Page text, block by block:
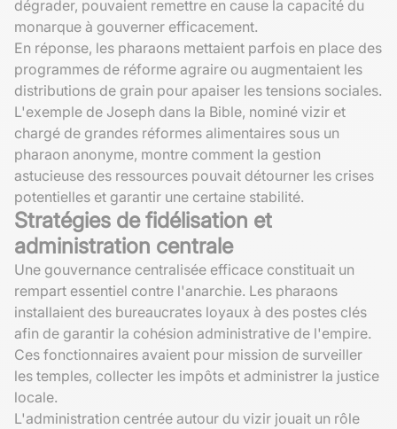
dégrader, pouvaient remettre en cause la capacité du
monarque à gouverner efficacement.
En réponse, les pharaons mettaient parfois en place des
programmes de réforme agraire ou augmentaient les
distributions de grain pour apaiser les tensions sociales.
L'exemple de Joseph dans la Bible, nominé vizir et
chargé de grandes réformes alimentaires sous un
pharaon anonyme, montre comment la gestion
astucieuse des ressources pouvait détourner les crises
potentielles et garantir une certaine stabilité.
Stratégies de fidélisation et
administration centrale
Une gouvernance centralisée efficace constituait un
rempart essentiel contre l'anarchie. Les pharaons
installaient des bureaucrates loyaux à des postes clés
afin de garantir la cohésion administrative de l'empire.
Ces fonctionnaires avaient pour mission de surveiller
les temples, collecter les impôts et administrer la justice
locale.
L'administration centrée autour du vizir jouait un rôle